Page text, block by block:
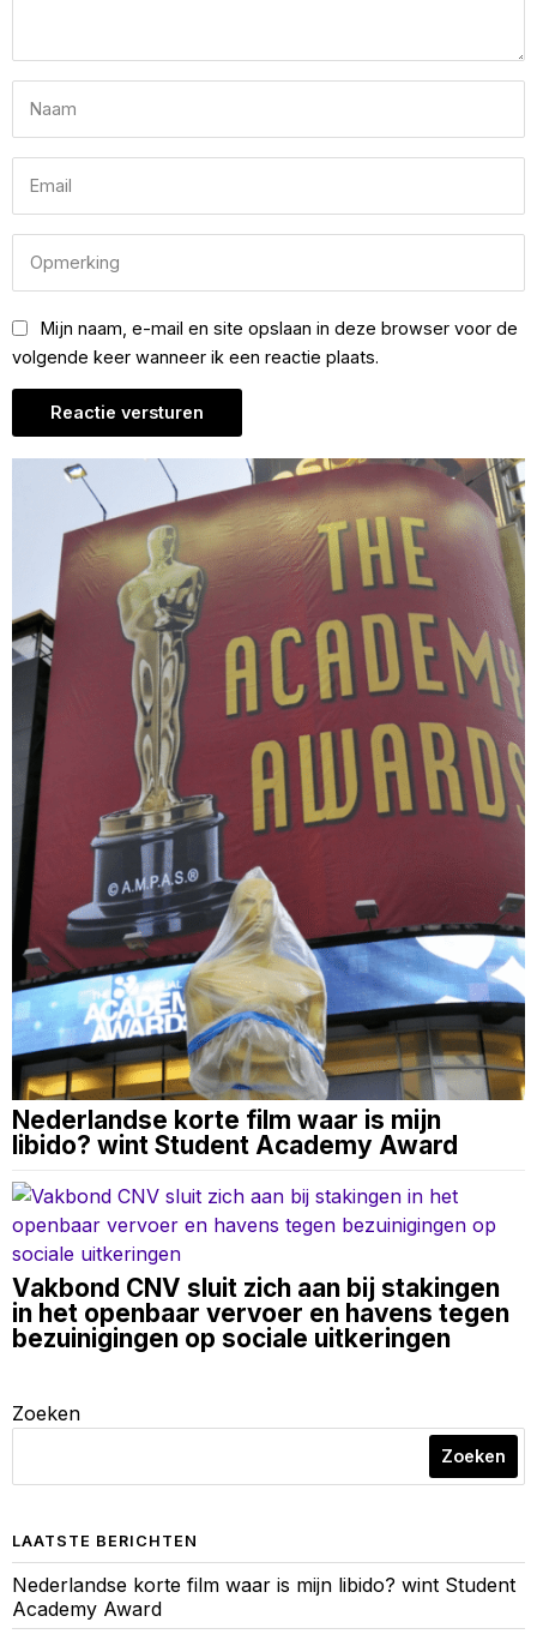
Mijn naam, e-mail en site opslaan in deze browser voor de
volgende keer wanneer ik een reactie plaats.
Nederlandse korte film waar is mijn
libido? wint Student Academy Award
Vakbond CNV sluit zich aan bij stakingen
in het openbaar vervoer en havens tegen
bezuinigingen op sociale uitkeringen
Zoeken
Zoeken
LAATSTE BERICHTEN
Nederlandse korte film waar is mijn libido? wint Student
Academy Award